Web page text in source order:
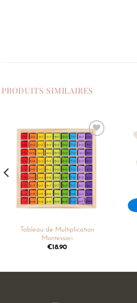
PRODUITS SIMILAIRES
Ajouter
à la
liste de
souhaits
Tableau de Multiplication
Montessori
€18.90